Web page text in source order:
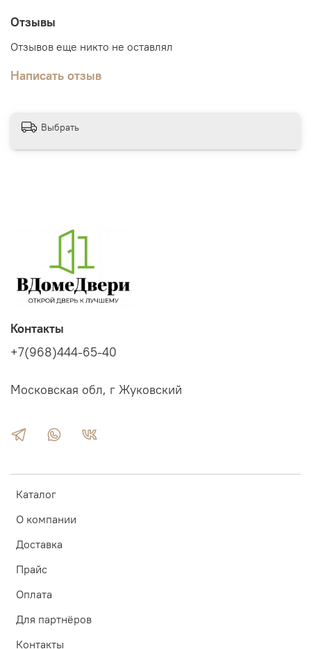
Отзывы
Отзывов еще никто не оставлял
Написать отзыв
Выбрать
Каталог
О компании
Доставка
Прайс
Оплата
Для партнёров
Контакты
Контакты
+7(968)444-65-40
Московская обл, г Жуковский